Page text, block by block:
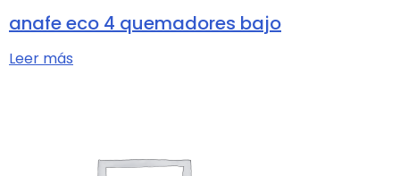
anafe eco 4 quemadores bajo
Leer más